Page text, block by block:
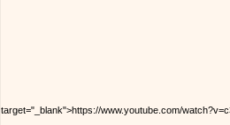
target="_blank">https://www.youtube.com/